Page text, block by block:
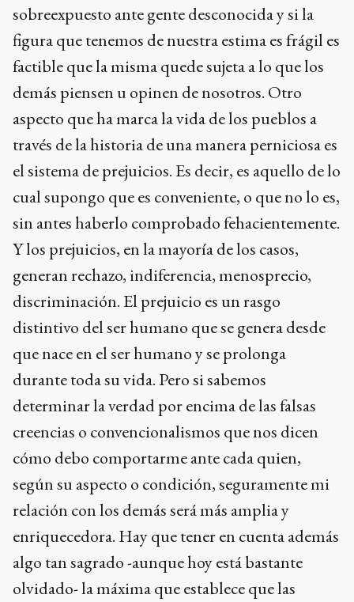
sobreexpuesto ante gente desconocida y si la
figura que tenemos de nuestra estima es frágil es
factible que la misma quede sujeta a lo que los
demás piensen u opinen de nosotros. Otro
aspecto que ha marca la vida de los pueblos a
través de la historia de una manera perniciosa es
el sistema de prejuicios. Es decir, es aquello de lo
cual supongo que es conveniente, o que no lo es,
sin antes haberlo comprobado fehacientemente.
Y los prejuicios, en la mayoría de los casos,
generan rechazo, indiferencia, menosprecio,
discriminación. El prejuicio es un rasgo
distintivo del ser humano que se genera desde
que nace en el ser humano y se prolonga
durante toda su vida. Pero si sabemos
determinar la verdad por encima de las falsas
creencias o convencionalismos que nos dicen
cómo debo comportarme ante cada quien,
según su aspecto o condición, seguramente mi
relación con los demás será más amplia y
enriquecedora. Hay que tener en cuenta además
algo tan sagrado -aunque hoy está bastante
olvidado- la máxima que establece que las